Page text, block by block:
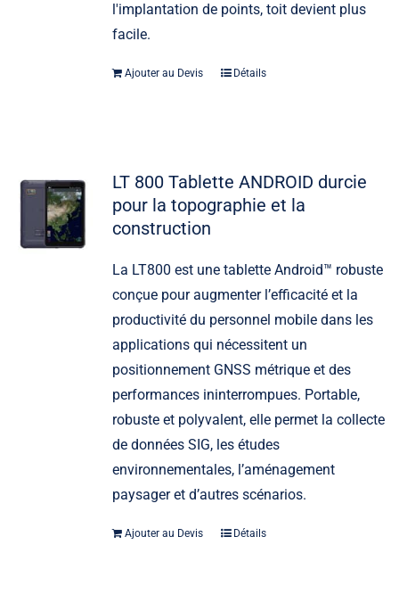
l'implantation de points, toit devient plus
facile.
Ajouter au Devis Détails
LT 800 Tablette ANDROID durcie
pour la topographie et la
construction
La LT800 est une tablette Android™ robuste
conçue pour augmenter l’efficacité et la
productivité du personnel mobile dans les
applications qui nécessitent un
positionnement GNSS métrique et des
performances ininterrompues. Portable,
robuste et polyvalent, elle permet la collecte
de données SIG, les études
environnementales, l’aménagement
paysager et d’autres scénarios.
Ajouter au Devis Détails